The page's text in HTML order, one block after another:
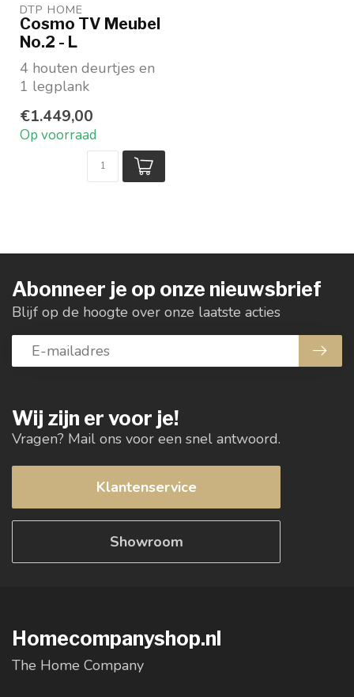
DTP HOME
Cosmo TV Meubel
No.2 - L
4 houten deurtjes en
1 legplank
55x205x40 cm
Materiaal: Gerec...
€1.449,00
Op voorraad
Wij zijn er voor je!
Vragen? Mail ons voor een snel antwoord.
Klantenservice
Showroom
Abonneer je op onze nieuwsbrief
Blijf op de hoogte over onze laatste acties
Homecompanyshop.nl
The Home Company